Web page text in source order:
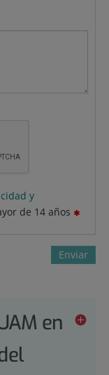
y
de 14 años
Enviar
en